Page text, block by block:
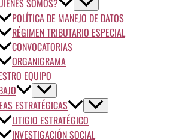
SOMOS?
POLÍTICA DE MANEJO DE DATOS
RÉGIMEN TRIBUTARIO ESPECIAL
CONVOCATORIAS
ORGANIGRAMA
EQUIPO
ESTRATÉGICAS
LITIGIO ESTRATÉGICO
INVESTIGACIÓN SOCIAL